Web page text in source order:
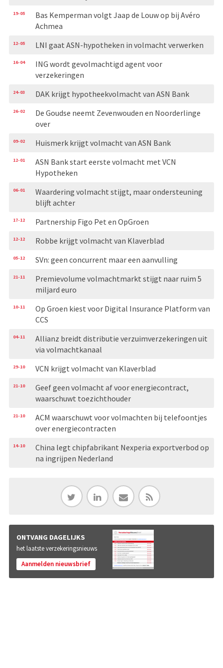
19-05
Bas Kemperman volgt Jaap de Louw op bij Avéro
Achmea
12-05 LNI gaat ASN-hypotheken in volmacht verwerken
16-04
ING wordt gevolmachtigd agent voor
verzekeringen
24-03 DAK krijgt hypotheekvolmacht van ASN Bank
26-02
De Goudse neemt Zevenwouden en Noorderlinge
over
09-02 Huismerk krijgt volmacht van ASN Bank
12-01
ASN Bank start eerste volmacht­ met VCN
Hypotheken
06-01
Waardering volmacht stijgt, maar ondersteuning
blijft achter
17-12 Partnership Figo Pet en OpGroen
12-12 Robbe krijgt volmacht van Klaverblad
05-12 SVn: geen concurrent maar een aanvulling
21-11
Premievolume volmachtmarkt stijgt naar ruim 5
miljard euro
10-11
Op Groen kiest voor Digital Insurance Platform van
CCS
04-11
Allianz breidt distributie verzuimverzekeringen uit
via volmachtkanaal
29-10 VCN krijgt volmacht van Klaverblad
21-10
Geef geen volmacht af voor energiecontract,
waarschuwt toezichthouder
21-10
ACM waarschuwt voor volmachten bij telefoontjes
over energiecontracten
14-10
China legt chipfabrikant Nexperia exportverbod op
na ingrijpen Nederland
ONTVANG DAGELIJKS
het laatste verzekeringsnieuws
Aanmelden nieuwsbrief